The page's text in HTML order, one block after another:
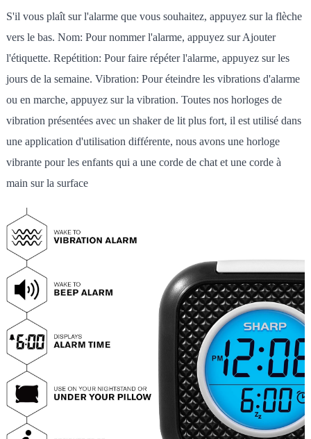
S'il vous plaît sur l'alarme que vous souhaitez, appuyez sur la flèche
vers le bas. Nom: Pour nommer l'alarme, appuyez sur Ajouter
l'étiquette. Repétition: Pour faire répéter l'alarme, appuyez sur les
jours de la semaine. Vibration: Pour éteindre les vibrations d'alarme
ou en marche, appuyez sur la vibration. Toutes nos horloges de
vibration présentées avec un shaker de lit plus fort, il est utilisé dans
une application d'utilisation différente, nous avons une horloge
vibrante pour les enfants qui a une corde de chat et une corde à
main sur la surface